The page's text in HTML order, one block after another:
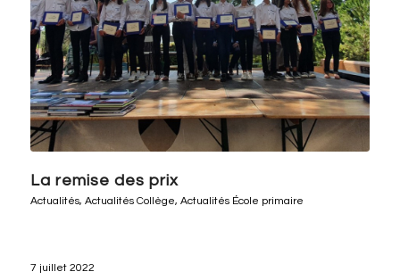
La remise des prix
Actualités, Actualités Collège, Actualités École primaire
7 juillet 2022